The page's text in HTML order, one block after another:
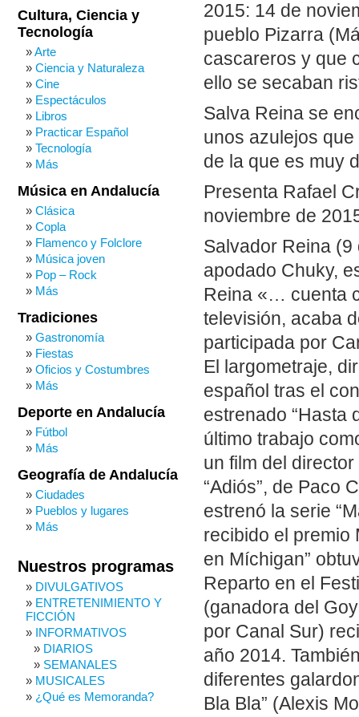
2015: 14 de
pueblo Pizarra
cascareros y que
ello se secaban
Salva Reina se
unos azulejos
de la que es muy
Presenta Rafael
noviembre de
Salvador Reina
apodado Chuky,
Reina «… cuenta
televisión, acaba
participada por
El largometraje,
español tras el
estrenado “Hasta
último trabajo
un film del
“Adiós”, de Paco
estrenó la serie
recibido el premio
en Míchigan”
Reparto en el
(ganadora del
por Canal Sur)
año 2014.
diferentes
Bla Bla” (Alexis
Cultura, Ciencia y
Tecnología
Arte
Ciencia y Naturaleza
Cine
Espectáculos
Libros
Practicar Español
Tecnología
Más
Música en Andalucía
Clásica
Copla
Flamenco y Folclore
Música joven
Pop – Rock
Más
Tradiciones
Gastronomía
Fiestas
Oficios y Costumbres
Más
Deporte en Andalucía
Fútbol
Más
Geografía de Andalucía
Ciudades
Pueblos y lugares
Más
Nuestros programas
DIVULGATIVOS
ENTRETENIMIENTO Y
FICCIÓN
INFORMATIVOS
DIARIOS
SEMANALES
MUSICALES
¿Qué es Memoranda?